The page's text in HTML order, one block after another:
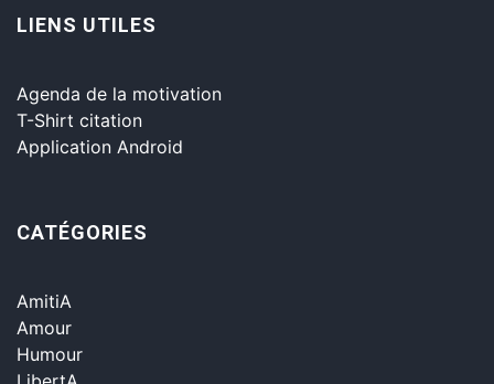
LIENS UTILES
Agenda de la motivation
T-Shirt citation
Application Android
CATÉGORIES
AmitiA
Amour
Humour